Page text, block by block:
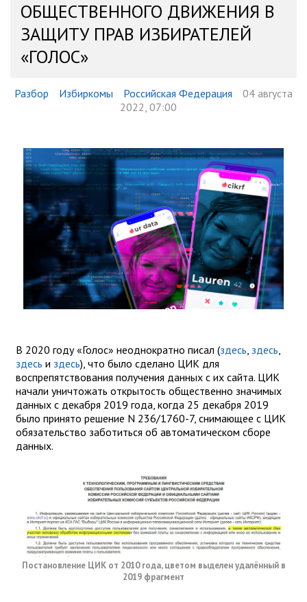
ОБЩЕСТВЕННОГО ДВИЖЕНИЯ В
ЗАЩИТУ ПРАВ ИЗБИРАТЕЛЕЙ
«ГОЛОС»
Разбор Избиркомы Российская Федерация
04 августа
2022, 07:00
В 2020 году «Голос» неоднократно писал (здесь, здесь,
здесь и здесь), что было сделано ЦИК для
воспрепятствования получения данных с их сайта. ЦИК
начали уничтожать открытость общественно значимых
данных с декабря 2019 года, когда 25 декабря 2019
было принято решение N 236/1760-7, снимающее с ЦИК
обязательство заботиться об автоматическом сборе
данных.
Постановление ЦИК от 2010 года, цветом выделен удалённый в
2019 фрагмент